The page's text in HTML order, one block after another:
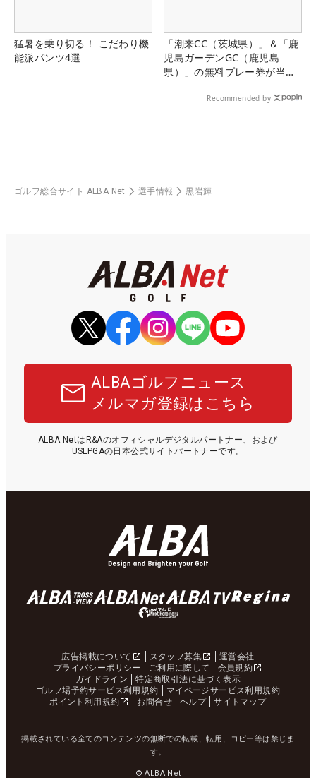
猛暑を乗り切る！ こだわり機
能派パンツ4選
「潮来CC（茨城県）」＆「鹿
児島ガーデンGC（鹿児島
県）」の無料プレー券が当た
Recommended by
ゴルフ総合サイト ALBA Net 選手情報 黒岩輝
ALBAゴルフニュース
メルマガ登録はこちら
ALBA NetはR&Aのオフィシャルデジタルパートナー、および
USLPGAの日本公式サイトパートナーです。
広告掲載について スタッフ募集
運営会社
プライバシーポリシー
ご利用に際して
会員規約
ガイドライン
特定商取引法に基づく表示
ゴルフ場予約サービス利用規約
マイページサービス利用規約
ポイント利用規約
お問合せ ヘルプ サイトマップ
掲載されている全てのコンテンツの無断での転載、転用、コピー等は禁じま
す。
© ALBA Net